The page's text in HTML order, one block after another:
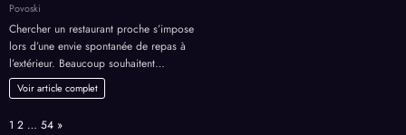
Povoski
Chercher un restaurant proche s’impose
lors d’une envie spontanée de repas à
l’extérieur. Beaucoup souhaitent…
Voir article complet
Page:
1 2 … 54 Next
»